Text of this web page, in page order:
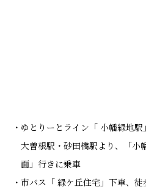
ゆとりーとライン「 小幡緑地
大曽根駅・砂田橋駅より、「小
面」行きに乗車
市バス「 緑ケ丘住宅」下車、徒